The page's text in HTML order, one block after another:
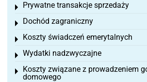
Prywatne transakcje sprzedaży
Toggle menu
Dochód zagraniczny
Toggle menu
Koszty świadczeń emerytalnych
Toggle menu
Wydatki nadzwyczajne
Toggle menu
Koszty związane z prowadzeniem
domowego
Toggle menu